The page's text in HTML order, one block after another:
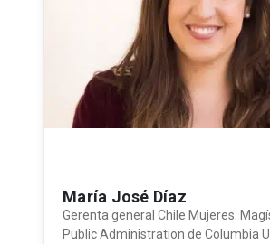
María José Díaz
Gerenta general Chile Mujeres.
Public Administration de Columbia